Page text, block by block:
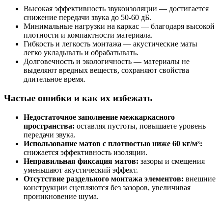
Высокая эффективность звукоизоляции — достигается
снижение передачи звука до 50-60 дБ.
Минимальные нагрузки на каркас — благодаря высокой
плотности и компактности материала.
Гибкость и легкость монтажа — акустические маты
легко укладывать и обрабатывать.
Долговечность и экологичность — материалы не
выделяют вредных веществ, сохраняют свойства
длительное время.
Частые ошибки и как их избежать
Недостаточное заполнение межкаркасного
пространства: оставляя пустоты, повышаете уровень
передачи звука.
Использование матов с плотностью ниже 60 кг/м³:
снижается эффективность изоляции.
Неправильная фиксация матов: зазоры и смещения
уменьшают акустический эффект.
Отсутствие раздельного монтажа элементов: внешние
конструкции сцепляются без зазоров, увеличивая
проникновение шума.